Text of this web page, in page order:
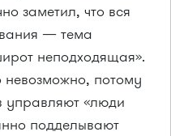
заметил, что вся
— тема
неподходящая».
невозможно, потому
управляют «люди
подделывают